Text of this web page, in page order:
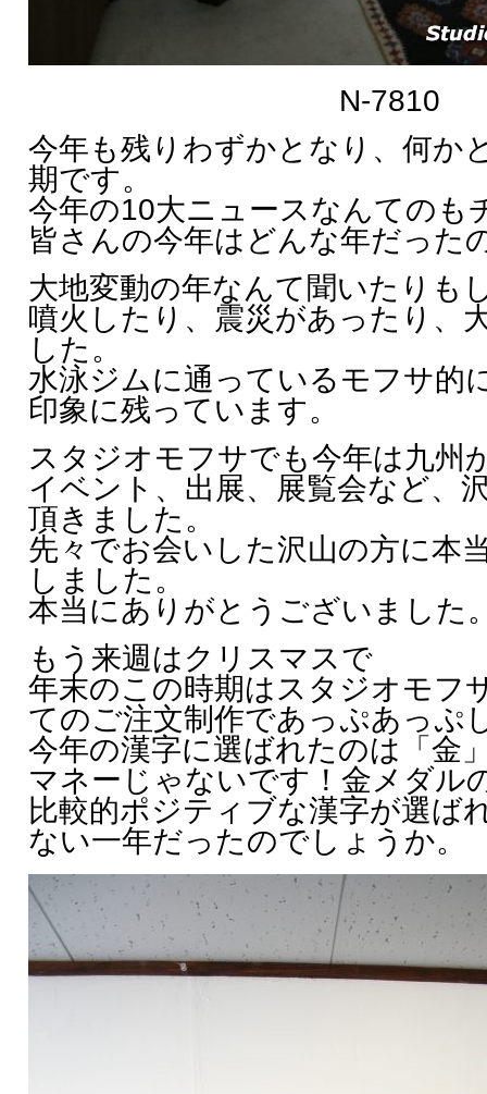
N-7810
今年も残りわずかとなり、何か
期です。
今年の10大ニュースなんてのも
皆さんの今年はどんな年だった
大地変動の年なんて聞いたりも
噴火したり、震災があったり、
した。
水泳ジムに通っているモフサ的
印象に残っています。
スタジオモフサでも今年は九州
イベント、出展、展覧会など、
頂きました。
先々でお会いした沢山の方に本
しました。
本当にありがとうございました
もう来週はクリスマスで
年末のこの時期はスタジオモフ
てのご注文制作であっぷあっぷ
今年の漢字に選ばれたのは「金
マネーじゃないです！金メダル
比較的ポジティブな漢字が選ば
ない一年だったのでしょうか。